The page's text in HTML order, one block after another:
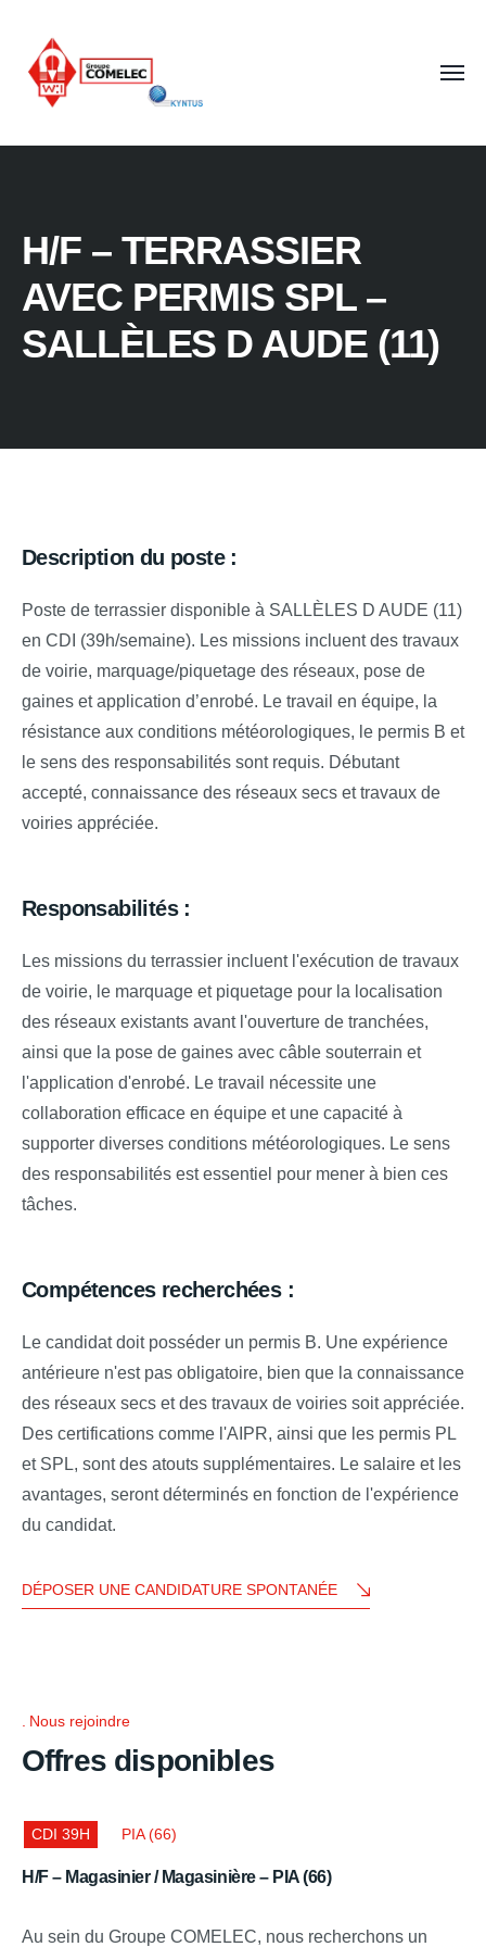
H/F – TERRASSIER
AVEC PERMIS SPL –
SALLÈLES D AUDE (11)
Description du poste :
Poste de terrassier disponible à SALLÈLES D AUDE (11)
en CDI (39h/semaine). Les missions incluent des travaux
de voirie, marquage/piquetage des réseaux, pose de
gaines et application d’enrobé. Le travail en équipe, la
résistance aux conditions météorologiques, le permis B et
le sens des responsabilités sont requis. Débutant
accepté, connaissance des réseaux secs et travaux de
voiries appréciée.
Responsabilités :
Les missions du terrassier incluent l'exécution de travaux
de voirie, le marquage et piquetage pour la localisation
des réseaux existants avant l'ouverture de tranchées,
ainsi que la pose de gaines avec câble souterrain et
l'application d'enrobé. Le travail nécessite une
collaboration efficace en équipe et une capacité à
supporter diverses conditions météorologiques. Le sens
des responsabilités est essentiel pour mener à bien ces
tâches.
Compétences recherchées :
Le candidat doit posséder un permis B. Une expérience
antérieure n'est pas obligatoire, bien que la connaissance
des réseaux secs et des travaux de voiries soit appréciée.
Des certifications comme l'AIPR, ainsi que les permis PL
et SPL, sont des atouts supplémentaires. Le salaire et les
avantages, seront déterminés en fonction de l'expérience
du candidat.
DÉPOSER UNE CANDIDATURE SPONTANÉE
Nous rejoindre
Offres disponibles
CDI 39H PIA (66)
H/F – Magasinier / Magasinière – PIA (66)
Au sein du Groupe COMELEC, nous recherchons un